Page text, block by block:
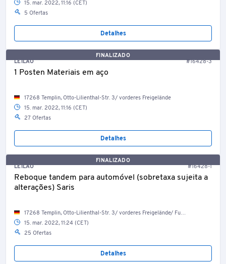
15. mar. 2022, 11:16 (CET)
5 Ofertas
Detalhes
FINALIZADO
LEILÃO
#16428-3
1 Posten Materiais em aço
17268 Templin, Otto-Lilienthal-Str. 3/ vorderes Freigelände
15. mar. 2022, 11:16 (CET)
27 Ofertas
Detalhes
FINALIZADO
LEILÃO
#16428-1
Reboque tandem para automóvel (sobretaxa sujeita a
alterações) Saris
17268 Templin, Otto-Lilienthal-Str. 3/ vorderes Freigelände/ Fuhrpark
15. mar. 2022, 11:24 (CET)
25 Ofertas
Detalhes